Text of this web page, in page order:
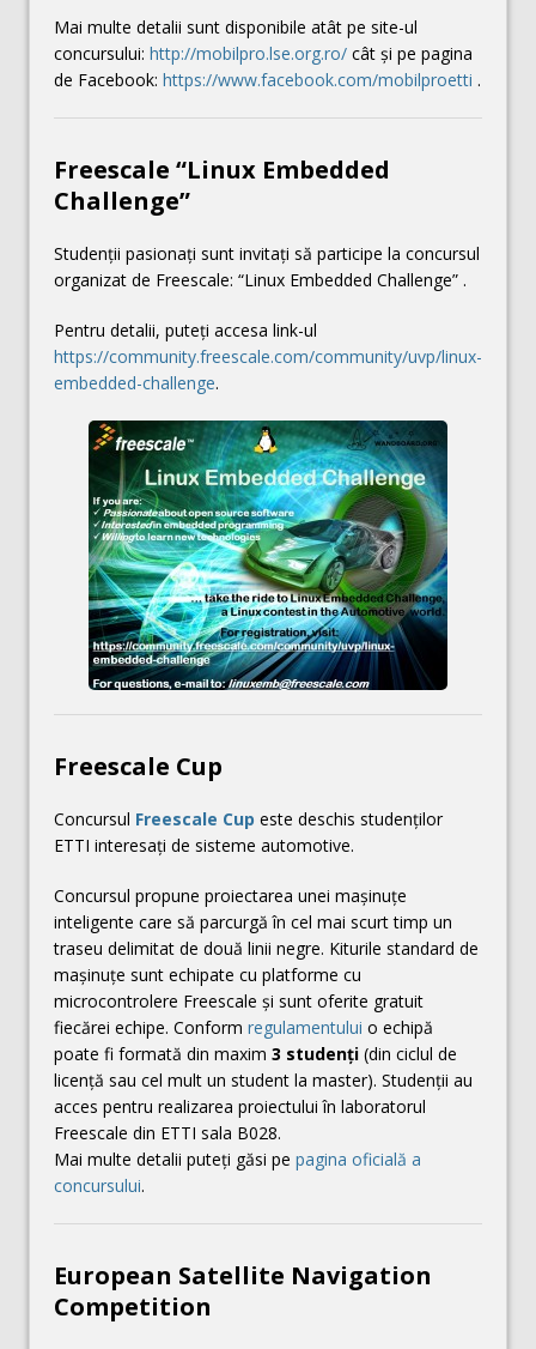
Mai multe detalii sunt disponibile atât pe site-ul
concursului: http://mobilpro.lse.org.ro/ cât și pe pagina
de Facebook: https://www.facebook.com/mobilproetti .
Freescale “Linux Embedded
Challenge”
Studenţii pasionaţi sunt invitaţi să participe la concursul
organizat de Freescale: “Linux Embedded Challenge” .
Pentru detalii, puteţi accesa link-ul
https://community.freescale.com/community/uvp/linux-
embedded-challenge.
Freescale Cup
Concursul Freescale Cup este deschis studenților
ETTI interesați de sisteme automotive.
Concursul propune proiectarea unei mașinuțe
inteligente care să parcurgă în cel mai scurt timp un
traseu delimitat de două linii negre. Kiturile standard de
mașinuțe sunt echipate cu platforme cu
microcontrolere Freescale și sunt oferite gratuit
fiecărei echipe. Conform regulamentului o echipă
poate fi formată din maxim 3 studenți (din ciclul de
licență sau cel mult un student la master). Studenții au
acces pentru realizarea proiectului în laboratorul
Freescale din ETTI sala B028.
Mai multe detalii puteţi găsi pe pagina oficială a
concursului.
European Satellite Navigation
Competition